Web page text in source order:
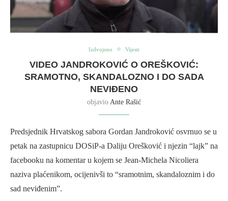
Izdvojeno Vijesti
VIDEO JANDROKOVIĆ O OREŠKOVIĆ:
SRAMOTNO, SKANDALOZNO I DO SADA
NEVIĐENO
objavio Ante Rašić
Predsjednik Hrvatskog sabora Gordan Jandroković osvrnuo se u
petak na zastupnicu DOSiP-a Daliju Orešković i njezin “lajk” na
facebooku na komentar u kojem se Jean-Michela Nicoliera
naziva plaćenikom, ocijenivši to “sramotnim, skandaloznim i do
sad neviđenim”.